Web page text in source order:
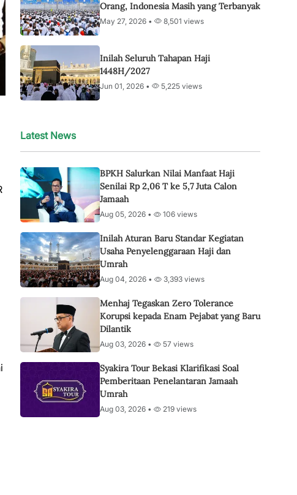
Orang, Indonesia Masih yang Terbanyak
May 27, 2026 • 8,501 views
Inilah Seluruh Tahapan Haji
1448H/2027
Jun 01, 2026 • 5,225 views
Latest News
BPKH Salurkan Nilai Manfaat Haji
Senilai Rp 2,06 T ke 5,7 Juta Calon
Jamaah
Aug 05, 2026 • 106 views
Inilah Aturan Baru Standar Kegiatan
Usaha Penyelenggaraan Haji dan
Umrah
Aug 04, 2026 • 3,393 views
Menhaj Tegaskan Zero Tolerance
Korupsi kepada Enam Pejabat yang Baru
Dilantik
Aug 03, 2026 • 57 views
Syakira Tour Bekasi Klarifikasi Soal
Pemberitaan Penelantaran Jamaah
Umrah
Aug 03, 2026 • 219 views